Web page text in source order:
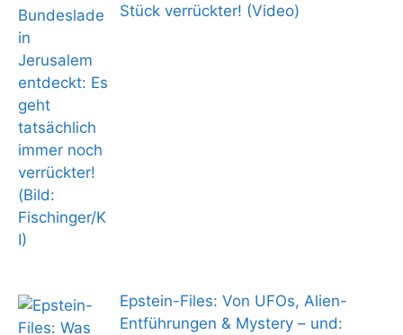
Stück verrückter! (Video)
Epstein-Files: Von UFOs, Alien-
Entführungen & Mystery – und: